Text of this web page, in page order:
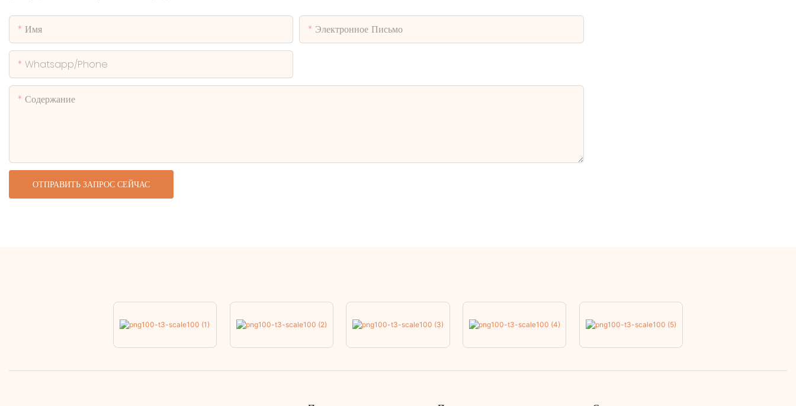
Имя Электронное Письмо
Whatsapp/phone
Содержание
ОТПРАВИТЬ ЗАПРОС СЕЙЧАС